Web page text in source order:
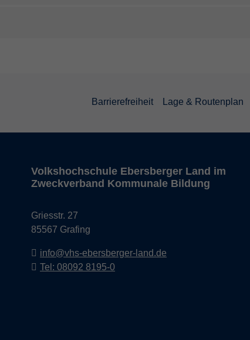
Barrierefreiheit Lage & Routenplan
Volkshochschule Ebersberger Land im
Zweckverband Kommunale Bildung
Griesstr. 27
85567 Grafing
info@vhs-ebersberger-land.de
Tel: 08092 8195-0